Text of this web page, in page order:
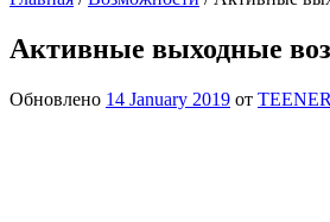
Активные выходные
Обновлено 14 January 2019 от